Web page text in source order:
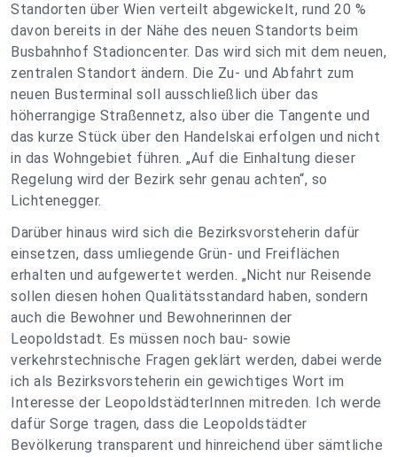
Standorten über Wien verteilt abgewickelt, rund 20 %
davon bereits in der Nähe des neuen Standorts beim
Busbahnhof Stadioncenter. Das wird sich mit dem neuen,
zentralen Standort ändern. Die Zu- und Abfahrt zum
neuen Busterminal soll ausschließlich über das
höherrangige Straßennetz, also über die Tangente und
das kurze Stück über den Handelskai erfolgen und nicht
in das Wohngebiet führen. „Auf die Einhaltung dieser
Regelung wird der Bezirk sehr genau achten“, so
Lichtenegger.
Darüber hinaus wird sich die Bezirksvorsteherin dafür
einsetzen, dass umliegende Grün- und Freiflächen
erhalten und aufgewertet werden. „Nicht nur Reisende
sollen diesen hohen Qualitätsstandard haben, sondern
auch die Bewohner und Bewohnerinnen der
Leopoldstadt. Es müssen noch bau- sowie
verkehrstechnische Fragen geklärt werden, dabei werde
ich als Bezirksvorsteherin ein gewichtiges Wort im
Interesse der LeopoldstädterInnen mitreden. Ich werde
dafür Sorge tragen, dass die Leopoldstädter
Bevölkerung transparent und hinreichend über sämtliche